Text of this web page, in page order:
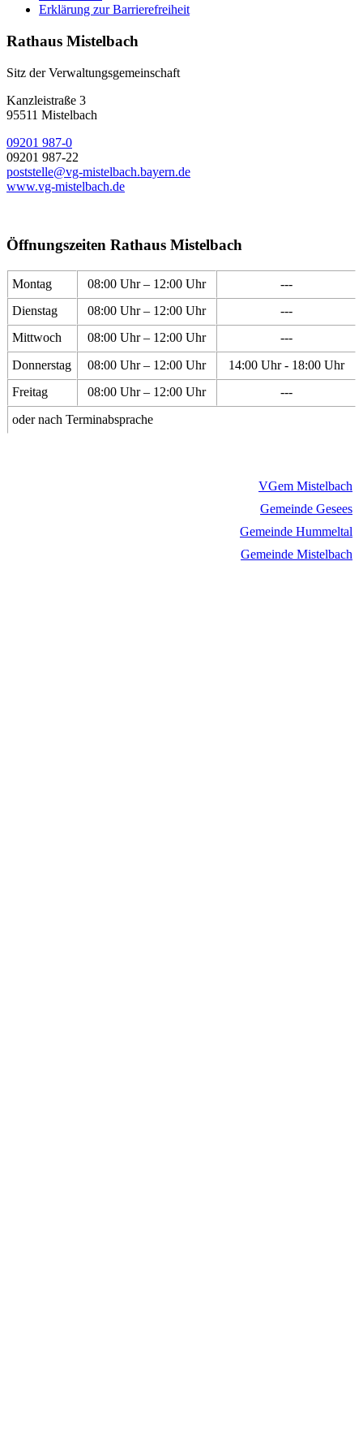
Erklärung zur Barrierefreiheit
Rathaus Mistelbach
Sitz der Verwaltungsgemeinschaft
Kanzleistraße 3
95511 Mistelbach
09201 987-0
09201 987-22
poststelle@vg-mistelbach.bayern.de
www.vg-mistelbach.de
Öffnungszeiten Rathaus Mistelbach
Montag 08:00 Uhr – 12:00 Uhr
---
Dienstag
08:00 Uhr – 12:00 Uhr
---
Mittwoch
08:00 Uhr – 12:00 Uhr
---
Donnerstag
08:00 Uhr – 12:00 Uhr
14:00 Uhr - 18:00 Uhr
Freitag
08:00 Uhr – 12:00 Uhr
---
oder nach Terminabsprache
VGem Mistelbach
Gemeinde Gesees
Gemeinde Hummeltal
Gemeinde Mistelbach